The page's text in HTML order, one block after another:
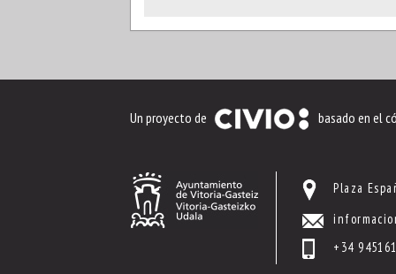
Un proyecto de basado en el
Plaza
+34